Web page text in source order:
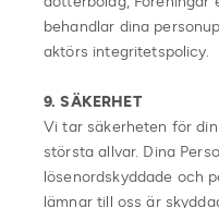
behandlar dina
aktörs integritetspolicy.
9. SÄKERHET
Vi tar säkerheten för
största allvar. Dina
lösenordskyddade och
lämnar till oss är